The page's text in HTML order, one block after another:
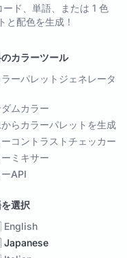
ド、単語、または 1 色
と配色を生成！
カラーツール
ーパレットジェネレータ
ムカラー
らカラーパレットを生成
ーコントラストチェッカー
ーミキサー
API
選択